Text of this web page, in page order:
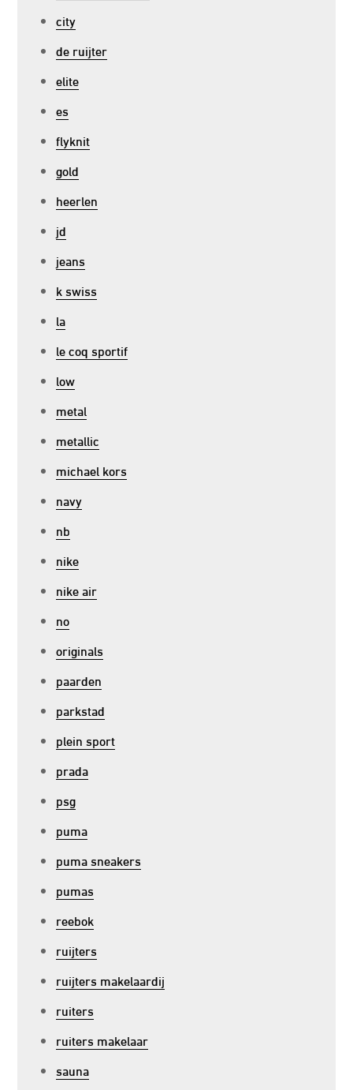
city
de ruijter
elite
es
flyknit
gold
heerlen
jd
jeans
k swiss
la
le coq sportif
low
metal
metallic
michael kors
navy
nb
nike
nike air
no
originals
paarden
parkstad
plein sport
prada
psg
puma
puma sneakers
pumas
reebok
ruijters
ruijters makelaardij
ruiters
ruiters makelaar
sauna